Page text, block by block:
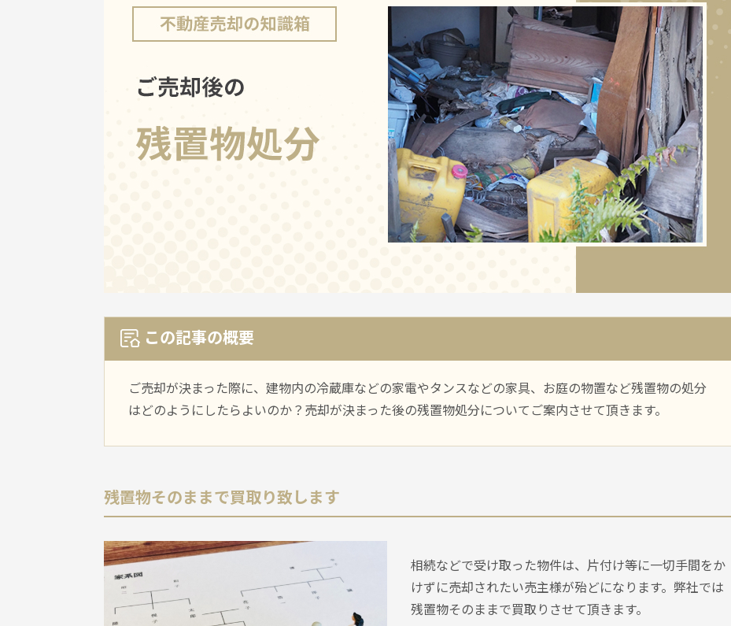
この記事の概要
ご売却が決まった際に、建物内の冷蔵庫などの家電やタンスなどの家具、お庭の物置など残置物の処分
はどのようにしたらよいのか？売却が決まった後の残置物処分についてご案内させて頂きます。
残置物そのままで買取り致します
相続などで受け取った物件は、片付け等に一切手間をか
けずに売却されたい売主様が殆どになります。弊社では
残置物そのままで買取りさせて頂きます。